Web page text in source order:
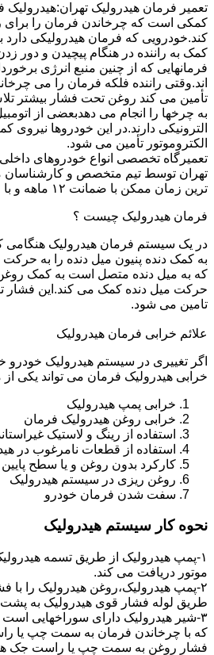
تعمیر فرمان هیدرولیک
کمکی است که چرخاندن فرمان را برای
کند.خودرویی که فرمان هیدرولیکی دارد
کمک به راننده در هنگام پیچیدن و دور
فرمانهایی که از چنین منبع انرژی
اند.وقتی راننده فلکه فرمان را می
تأمین می کند روغن تحت فشار بیشتر
به چرخها را انجام می دهدبعضی از
الترونیکی دارند.در این خودروها نیروی
الکتروموتور تأمین می شود.
تعمیرگاه تخصصی انواع خودروهای
تهران توسط تیم متخصص و کارشناسان
ترین زمان ممکن با ضمانت ۱۲ ماهه و با مناسب ترین قیمت
فرمان هیدرولیک چیست ؟
در یک سیستم فرمان هیدرولیک هنگامی
به کمک دنده پنیون میل دنده را به
که به میل دنده متصل است به کمک
حرکت میل دنده کمک می کند.این فشار
تامین می شود.
علائم خرابی فرمان هیدرولیک
اگر تغییری در سیستم هیدرولیک
خرابی هیدرولیک فرمان می تواند یکی از
خرابی پمپ هیدرولیک
خرابی روغن هیدرولیک فرمان
استفاده از رینگ و لاستیک
استفاده از قطعات نامرغوب در
کارکرد بدون روغن و یا سطح
روغن ریزی در سیستم هیدرولیک
سفت شدن فرمان خودرو
نحوه کار سیستم هیدرولیک
۱-پمپ هیدرولیک از طریق تسمه
موتور دریافت می کند.
طریق لوله فشار قوی هیدرولیک به
۳-شیر هیدرولیک دارای سوراخهایی
که با چرخاندن فرمان به سمت چپ یا
فشار روغن به سمت چپ یا راست جک